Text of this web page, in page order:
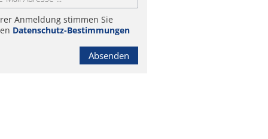
Anmeldung stimmen Sie
Datenschutz-Bestimmungen
Absenden